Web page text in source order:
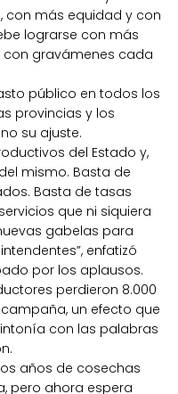
con más equidad y con
lograrse con más
gravámenes cada
público en todos los
provincias y los
su ajuste.
del Estado y,
mismo. Basta de
Basta de tasas
que ni siquiera
gabelas para
enfatizó
por los aplausos.
perdieron 8.000
un efecto que
con las palabras
años de cosechas
pero ahora espera